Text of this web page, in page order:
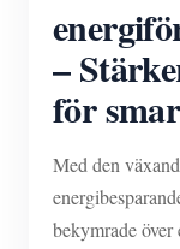
Virtuell
Solar
Lagra
–
för
Med den
bekymrade